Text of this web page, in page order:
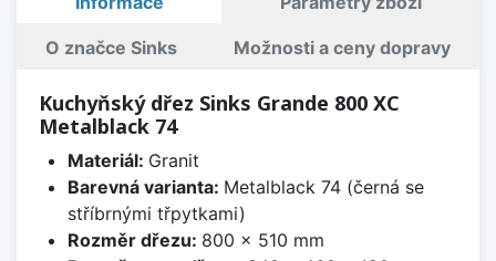
O značce Sinks Možnosti a ceny dopravy
Kuchyňský dřez Sinks Grande 800 XC
Metalblack 74
Materiál: Granit
Barevná varianta: Metalblack 74 (černá se
stříbrnými třpytkami)
Rozměr dřezu: 800 x 510 mm